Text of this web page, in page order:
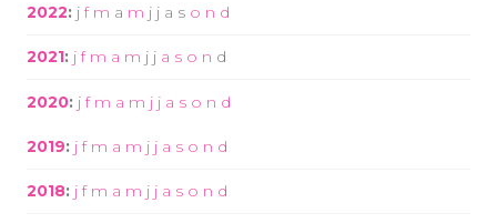
2022: j f m a m j j a s o n d
2021: j f m a m j j a s o n d
2020: j f m a m j j a s o n d
2019: j f m a m j j a s o n d
2018: j f m a m j j a s o n d